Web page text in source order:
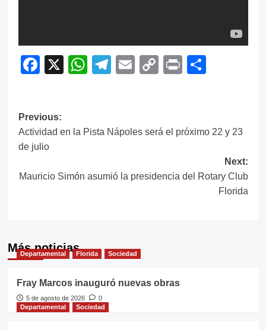
Facebook
X WhatsApp
Telegram
EmailCopy
Print
Navegación
de
entradas
Previous:
Actividad en la Pista Nápoles será el próximo 22 y 23
de julio
Next:
Mauricio Simón asumió la presidencia del Rotary Club
Florida
Más noticias
Departamental Florida Sociedad
Fray Marcos inauguró nuevas obras
5 de agosto de 2026
0
Departamental
Sociedad